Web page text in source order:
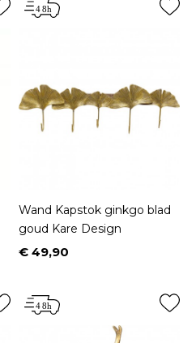
Wand Kapstok ginkgo blad
goud Kare Design
Prijs
€ 49,90